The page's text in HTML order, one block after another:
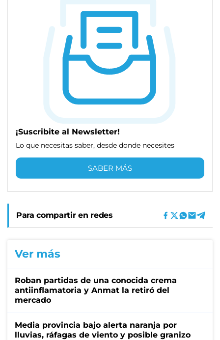
¡Suscribite al Newsletter!
Lo que necesitas saber, desde donde necesites
SABER MÁS
Para compartir en redes
Ver más
Roban partidas de una conocida crema
antiinflamatoria y Anmat la retiró del
mercado
Media provincia bajo alerta naranja por
lluvias, ráfagas de viento y posible granizo